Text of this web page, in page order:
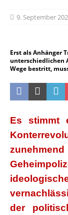
9. September
Erst als Anhänger
unterschiedlichen
Wege bestritt,
Es stimmt
der